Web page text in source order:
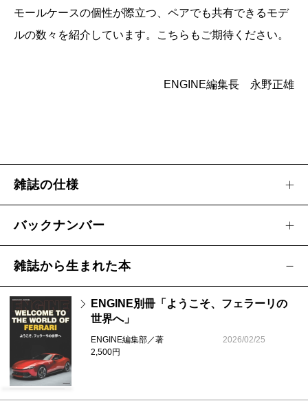
モールケースの個性が際立つ、ペアでも共有できるモデ
ルの数々を紹介しています。こちらもご期待ください。
ENGINE編集長 永野正雄
雑誌の仕様
バックナンバー
雑誌から生まれた本
ENGINE別冊「ようこそ、フェラーリの
世界へ」
ENGINE編集部／著
2,500円
2026/02/25